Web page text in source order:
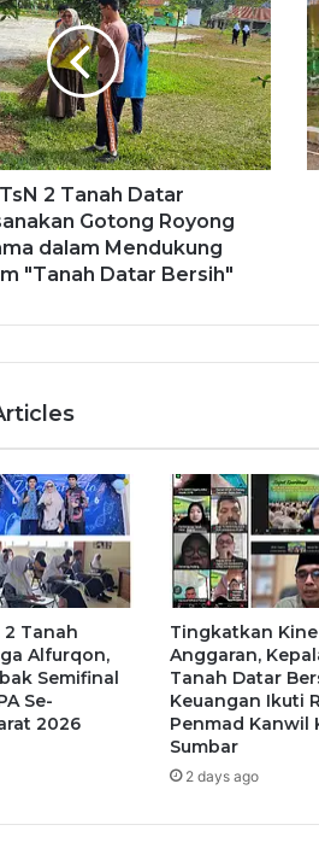
2 Tanah Datar
Gotong Royong
dalam Mendukung
"Tanah Datar Bersih"
2 Tanah
Alfurqon,
Semifinal
Se-
2026
Tingkatkan
Anggaran,
Tanah Datar
Keuangan Ikuti
Penmad Kanwil
Sumbar
2 days ago